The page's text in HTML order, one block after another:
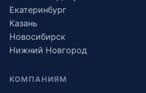
Екатеринбург
Казань
Новосибирск
Нижний Новгород
КОМПАНИЯМ